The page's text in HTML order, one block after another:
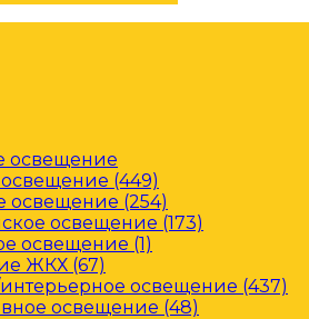
освещение
(449)
освещение (254)
освещение (173)
освещение (1)
ЖКХ (67)
освещение (437)
освещение (48)